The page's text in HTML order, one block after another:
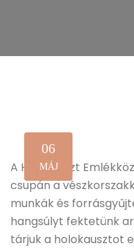
06
MÁJ
A Holokauszt
csupán a
munkák és
hangsúlyt fektetünk
tárjuk a holokausztot